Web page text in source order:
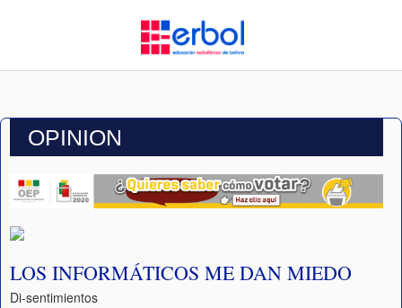
OPINION
LOS INFORMÁTICOS ME DAN MIEDO
Di-sentimientos